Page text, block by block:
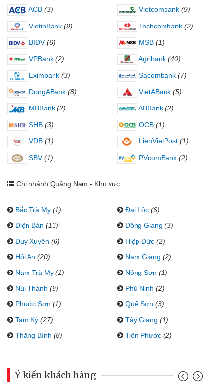
ACB (3) Vietcombank (9)
VietinBank (9) Techcombank (2)
BIDV (6) MSB (1)
VPBank (2) Agribank (40)
Eximbank (3) Sacombank (7)
DongABank (8) VietABank (5)
MBBank (2) ABBank (2)
SHB (3) OCB (1)
VDB (1) LienVietPost (1)
SBV (1) PVcomBank (2)
Chi nhánh Quảng Nam - Khu vực
Bắc Trà My (1) Đại Lộc (6)
Điện Bàn (13) Đông Giang (3)
Duy Xuyên (6) Hiệp Đức (2)
Hội An (20) Nam Giang (2)
Nam Trà My (1) Nông Sơn (1)
Núi Thành (9) Phú Ninh (2)
Phước Sơn (1) Quế Sơn (3)
Tam Kỳ (27) Tây Giang (1)
Thăng Bình (8) Tiên Phước (2)
Ý kiến khách hàng